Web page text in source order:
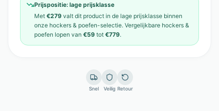
Prijspositie: lage prijsklasse
Met €279 valt dit product in de lage prijsklasse binnen
onze hockers & poefen-selectie. Vergelijkbare hockers &
poefen lopen van €59 tot €779.
Snel Veilig Retour